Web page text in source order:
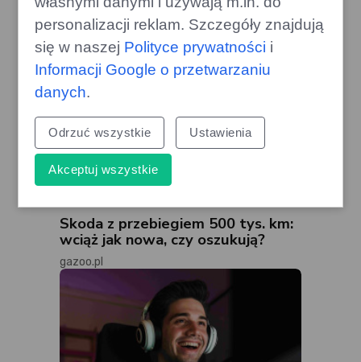
Skoda z przebiegiem 500 tys. km:
wciąż jak nowa, czy oszukują?
gazoo.pl
personalizacji reklam. Szczegóły znajdują
się w naszej Polityce prywatności i
Informacji Google o przetwarzaniu
danych.
Odrzuć wszystkie Ustawienia
Akceptuj wszystkie